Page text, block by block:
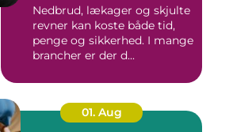
Nedbrud, lækager og skjulte
revner kan koste både tid,
penge og sikkerhed. I mange
brancher er der d...
01. Aug